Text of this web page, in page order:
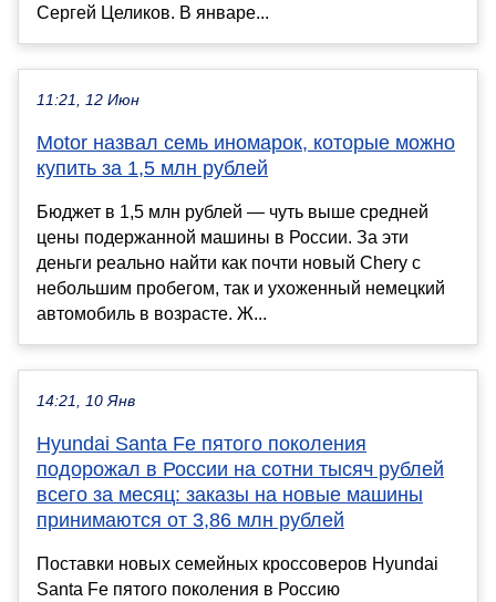
Сергей Целиков. В январе...
11:21, 12 Июн
Motor назвал семь иномарок, которые можно
купить за 1,5 млн рублей
Бюджет в 1,5 млн рублей — чуть выше средней
цены подержанной машины в России. За эти
деньги реально найти как почти новый Chery с
небольшим пробегом, так и ухоженный немецкий
автомобиль в возрасте. Ж...
14:21, 10 Янв
Hyundai Santa Fe пятого поколения
подорожал в России на сотни тысяч рублей
всего за месяц: заказы на новые машины
принимаются от 3,86 млн рублей
Поставки новых семейных кроссоверов Hyundai
Santa Fe пятого поколения в Россию